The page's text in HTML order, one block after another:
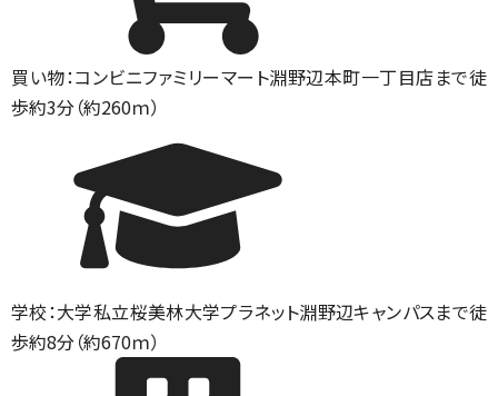
買い物：コンビニファミリーマート淵野辺本町一丁目店まで徒
歩約3分（約260ｍ）
学校：大学私立桜美林大学プラネット淵野辺キャンパスまで徒
歩約8分（約670ｍ）